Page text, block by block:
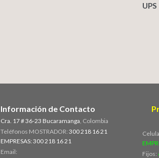
Información de Contacto
Cra. 17 # 36-23 Bucaramanga , Colombia
Teléfonos MOSTRADOR: 300 218 16 21
EMPRESAS: 300 218 16 21
Email:
Fijos: